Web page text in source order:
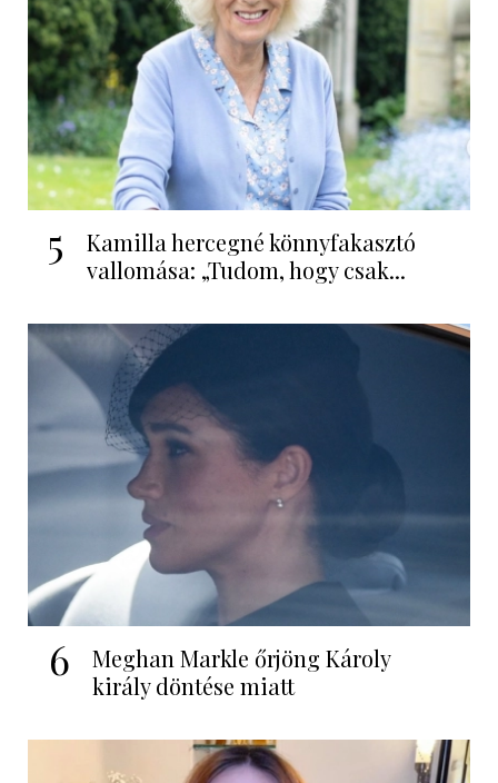
5
Kamilla hercegné könnyfakasztó
vallomása: „Tudom, hogy csak...
6
Meghan Markle őrjöng Károly
király döntése miatt